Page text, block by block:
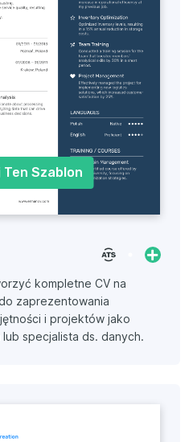
Szablon
kompletne CV na
zaprezentowania
i projektów jako
specjalista ds. danych.